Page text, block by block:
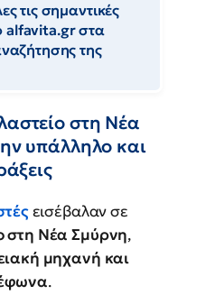
τις σημαντικές
alfavita.gr στα
της
στη Νέα
υπάλληλο και
εισέβαλαν σε
στη Νέα Σμύρνη,
μηχανή και
.